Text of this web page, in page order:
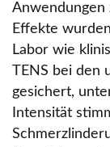
Anwendungen
Effekte
Labor wie
TENS bei den
gesichert,
Intensität